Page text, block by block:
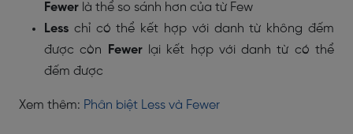
Fewer là thể so sánh hơn của từ Few
Less chỉ có thể kết hợp với danh từ không đếm
được còn
Fewerlại kết hợp với danh từ có thể
đếm được
Xem thêm: Phân biệt Less và Fewer